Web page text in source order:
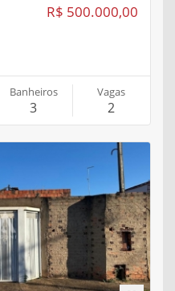
R$ 500.000,00
Banheiros
3
Vagas
2